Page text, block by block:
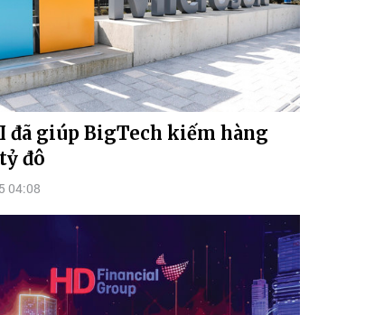
đã giúp BigTech kiếm hàng
đô
04:08